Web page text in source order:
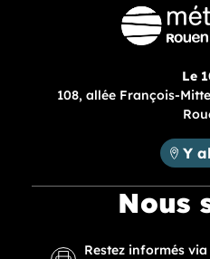
Le
108, allée François-
Y
Nous
Restez informés